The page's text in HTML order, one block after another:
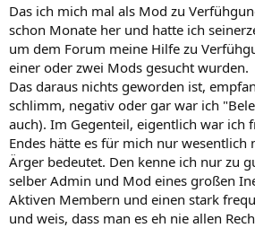
Das ich mich mal als Mod zu
schon Monate her und hatte ich
um dem Forum meine Hilfe zu
einer oder zwei Mods gesucht wurden.
Das daraus nichts geworden ist,
schlimm, negativ oder gar war ich
auch). Im Gegenteil, eigentlich war ich
Endes hätte es für mich nur wesentlich
Ärger bedeutet. Den kenne ich nur zu
selber Admin und Mod eines großen
Aktiven Membern und einen stark
und weis, dass man es eh nie allen